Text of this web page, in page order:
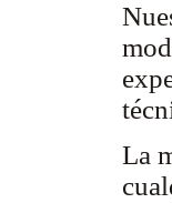
La